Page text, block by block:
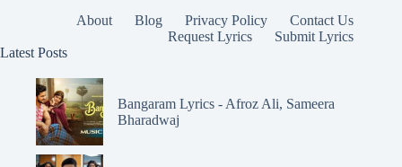
About Blog Privacy Policy
Contact Us
Request Lyrics
Submit Lyrics
Latest Posts
Bangaram Lyrics - Afroz Ali, Sameera
Bharadwaj